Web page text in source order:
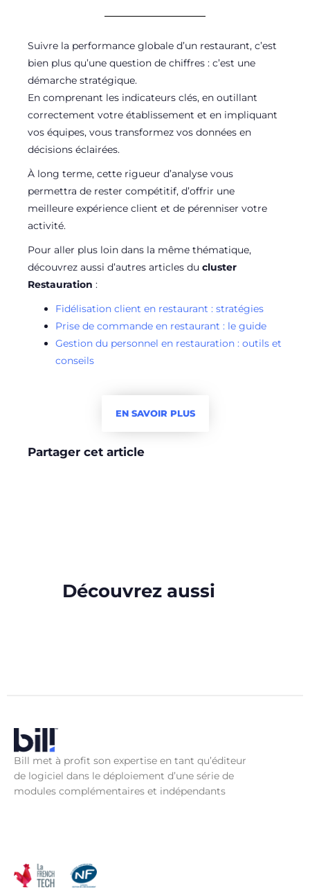
Suivre la performance globale d’un restaurant, c’est
bien plus qu’une question de chiffres : c’est une
démarche stratégique.
En comprenant les indicateurs clés, en outillant
correctement votre établissement et en impliquant
vos équipes, vous transformez vos données en
décisions éclairées.
À long terme, cette rigueur d’analyse vous
permettra de rester compétitif, d’offrir une
meilleure expérience client et de pérenniser votre
activité.
Pour aller plus loin dans la même thématique,
découvrez aussi d’autres articles ducluster
Restauration :
Fidélisation client en restaurant : stratégies
Prise de commande en restaurant : le guide
Gestion du personnel en restauration : outils et
conseils
EN SAVOIR PLUS
Partager cet article
Découvrez aussi
Bill met à profit son expertise en tant qu’éditeur
de logiciel dans le déploiement d’une série de
modules complémentaires et indépendants